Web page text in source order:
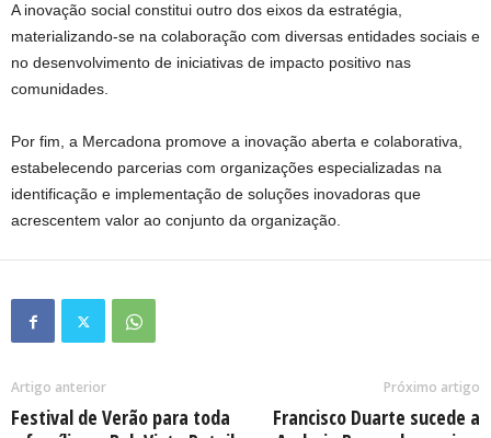
A inovação social constitui outro dos eixos da estratégia,
materializando-se na colaboração com diversas entidades sociais e
no desenvolvimento de iniciativas de impacto positivo nas
comunidades.
Por fim, a Mercadona promove a inovação aberta e colaborativa,
estabelecendo parcerias com organizações especializadas na
identificação e implementação de soluções inovadoras que
acrescentem valor ao conjunto da organização.
Artigo anterior
Festival de Verão para toda
Próximo artigo
Francisco Duarte sucede a